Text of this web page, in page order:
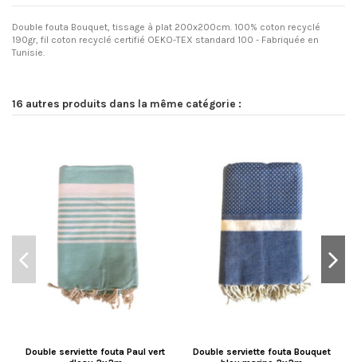
Double fouta Bouquet, tissage à plat 200x200cm. 100% coton recyclé
190gr, fil coton recyclé certifié OEKO-TEX standard 100 - Fabriquée en
Tunisie.
16 autres produits dans la même catégorie :
Double serviette fouta Paul vert
Double serviette fouta Bouquet